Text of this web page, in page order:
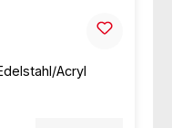
Acryl